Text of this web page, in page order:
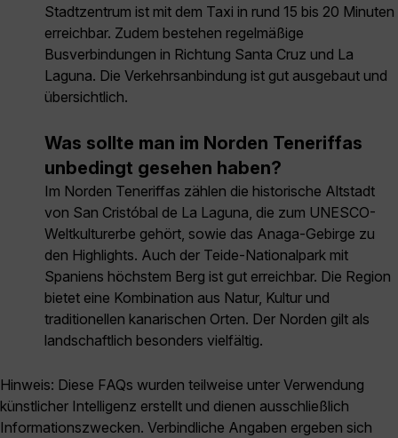
Stadtzentrum ist mit dem Taxi in rund 15 bis 20 Minuten
erreichbar. Zudem bestehen regelmäßige
Busverbindungen in Richtung Santa Cruz und La
Laguna. Die Verkehrsanbindung ist gut ausgebaut und
übersichtlich.
Was sollte man im Norden Teneriffas
unbedingt gesehen haben?
Im Norden Teneriffas zählen die historische Altstadt
von San Cristóbal de La Laguna, die zum UNESCO-
Weltkulturerbe gehört, sowie das Anaga-Gebirge zu
den Highlights. Auch der Teide-Nationalpark mit
Spaniens höchstem Berg ist gut erreichbar. Die Region
bietet eine Kombination aus Natur, Kultur und
traditionellen kanarischen Orten. Der Norden gilt als
landschaftlich besonders vielfältig.
Hinweis: Diese FAQs wurden teilweise unter Verwendung
künstlicher Intelligenz erstellt und dienen ausschließlich
Informationszwecken. Verbindliche Angaben ergeben sich